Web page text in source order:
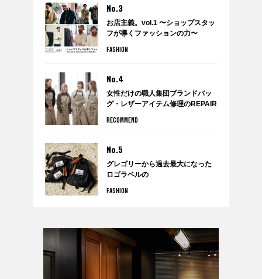
に潜入！
No.3
お店主義。vol.1 〜ショップスタッ
フが導くファッションの力〜
FASHION
No.4
女性だけの職人集団ブランドバッ
グ・レザーアイテム修理のREPAIR
RECOMMEND
No.5
グレゴリーから過去最大になった
ロゴラベルの
が発売。
FASHION